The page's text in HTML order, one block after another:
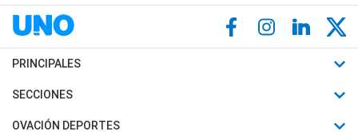
PRINCIPALES
Últimas Noticias
Política
SECCIONES
Horóscopo
OVACIÓN DEPORTES